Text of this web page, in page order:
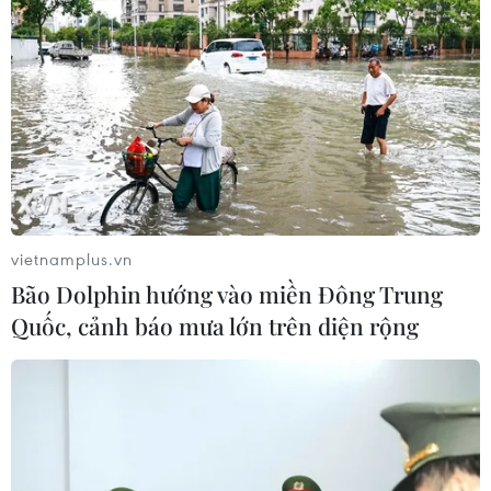
Bứt phá trước "tháng Ngâu": Hãng xe
đồng loạt bung chiêu kích cầu đa
dạng
04/08/2026 04:29
Giá vàng trong nước giảm, SJC giao
dịch xuống ngưỡng 140 triệu đồng
Giá vàng ngày 4/8: Bảng giá tại các
vietnamplus.vn
Bão Dolphin hướng vào miền Đông Trung
Quốc, cảnh báo mưa lớn trên diện rộng